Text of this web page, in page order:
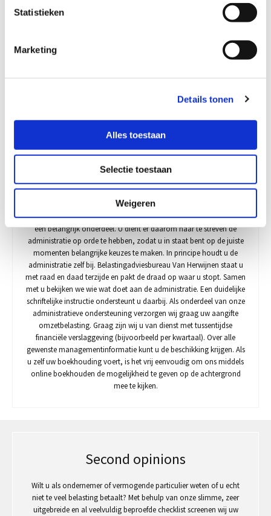
Statistieken
Marketing
Details tonen
Alles toestaan
Selectie toestaan
Weigeren
belangen als uw privésituatie. Bij het fiscale advies begeleiden wij u
het gehele traject, waar nodig met behulp van een specialist of
tot passende oplossingen voor uw fiscale vraagstukken te komen.
vermogende particulieren of complexe aangiften alsmede de
besloten vennootschappen. Mocht het voorkomen dat er middels
beroepsprocedure in te gaan. Uiteraard alleen in overleg met u.
Administratie
Voor een goede sturing van uw onderneming is de administratie
een belangrijk onderdeel. U dient er daarom naar te streven de
administratie op orde te hebben, zodat u in staat bent op de juiste
momenten belangrijke keuzes te maken. In principe houdt u de
administratie zelf bij. Belastingadviesbureau Van Herwijnen staat u
met raad en daad terzijde en pakt de draad op waar u stopt. Samen
met u bekijken we wie wat doet aan de administratie. Een duidelijke
schriftelijke instructie ondersteunt u daarbij. Als onderdeel van onze
administratieve ondersteuning verzorgen wij graag uw aangifte
omzetbelasting. Graag zijn wij u van dienst met tussentijdse
financiële verslaggeving (bijvoorbeeld per kwartaal). Over alle
gewenste managementinformatie kunt u de beschikking krijgen. Als
u zelf uw boekhouding voert, is het vrij eenvoudig om ons middels
online boekhouden de mogelijkheid te geven op de achtergrond
mee te kijken.
Second opinions
Wilt u als ondernemer of vermogende particulier weten of u echt
niet te veel belasting betaalt? Met behulp van onze slimme, zeer
uitgebreide en al veelvuldig beproefde checklist screenen wij uw